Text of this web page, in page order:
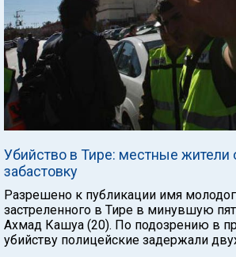
Убийство в Тире: местные жители
забастовку
Разрешено к публикации имя
застреленного в Тире в минувшую
Ахмад Кашуа (20). По подозрению в
убийству полицейские задержали